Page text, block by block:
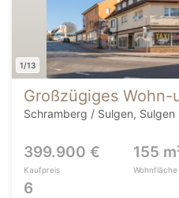
1/13
Großzügiges
Schramberg / Sulgen, Sulgen
399.900 €
Kaufpreis
155
Wohnfläche
6